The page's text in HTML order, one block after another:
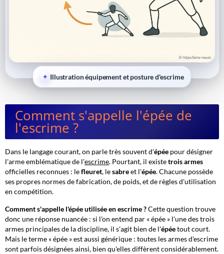
Illustration équipement et posture d'escrime
Comment s'appelle l'épée de
l'escrime ?
Dans le langage courant, on parle très souvent d'épée pour désigner
l'arme emblématique de l'escrime. Pourtant, il existetrois armes
officielles reconnues : lefleuret, lesabreet l'épée. Chacune possède
ses propres normes de fabrication, de poids, et de règles d'utilisation
en compétition.
Comment s'appelle l'épée utilisée en escrime ?Cette question trouve
donc une réponse nuancée : si l'on entend par « épée » l'une des trois
armes principales de la discipline, il s'agit bien de l'épéetout court.
Mais le terme « épée » est aussi générique : toutes les armes d'escrime
sont parfois désignées ainsi, bien qu'elles diffèrent considérablement.